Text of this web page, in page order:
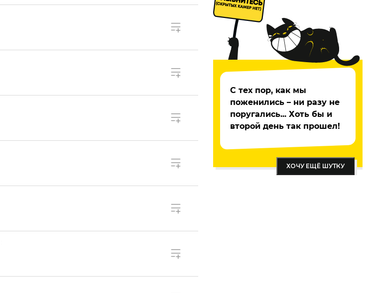
С тех пор, как мы
поженились – ни разу не
поругались... Хоть бы и
второй день так прошел!
ХОЧУ ЕЩЁ ШУТКУ